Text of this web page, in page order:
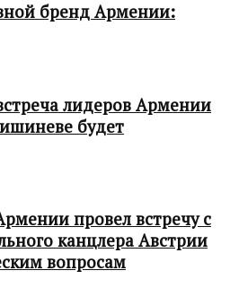
бренд Армении:
лидеров Армении
будет
провел встречу с
канцлера Австрии
вопросам